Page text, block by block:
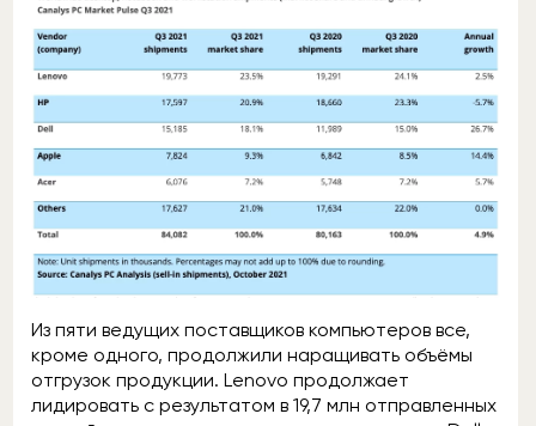
Из пяти ведущих поставщиков компьютеров все,
кроме одного, продолжили наращивать объёмы
отгрузок продукции. Lenovo продолжает
лидировать с результатом в 19,7 млн отправленных